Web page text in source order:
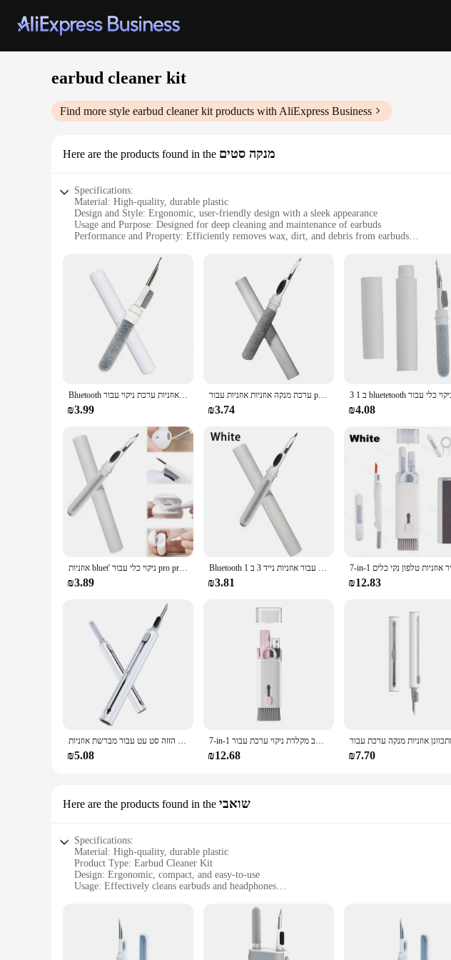
earbud cleaner kit
Find more style earbud cleaner kit products with AliExpress Business
Here are the products found in the מנקה סטים
Specifications:
Material: High-quality, durable plastic
Design and Style: Ergonomic, user-friendly design with a sleek appearance
Usage and Purpose: Designed for deep cleaning and maintenance of earbuds
Performance and Property: Efficiently removes wax, dirt, and debris from earbuds
Parts and Accessories: Includes a brush, pick, and cleaning solution for a comprehensive
Features:
**Effortless Earbud Maintenance**
Keep your earbuds in pristine condition with the earbud cleaner kit, a must-have for
that ensures your earbuds are free from wax, dirt, and debris, thus prolonging their
stubborn dirt, and a cleaning solution that effectively removes earwax and other residues.
anytime, anywhere.
**Versatile and Convenient**
This earbud cleaner kit is not just for personal use; it's an essential tool for vendors and
it suitable for both professionals and individuals. The kit's performance is unmatched,
**Built for Durability**
Crafted from high-quality, durable plastic, this earbud cleaner kit is designed to withstand
toughest earbud debris. The cleaning solution is formulated to be gentle on your earbuds
in the longevity and performance of your earbuds. With this kit, you can ensure that your
Bluetooth אוזניות ערכת ניקוי עבור Airpods פרו 1 2 3 אוזניות מקרה ניקוי עט Bursh כלים עבור Samsung Xiaomi Airdots huawei
₪3.99
ערכת מנקה אוזניות אוזניות עבור pro pro 1 2 3 אוזניות במקרה ניקוי מברשת עט כלי עבור xiaomi huawei
₪3.74 ₪4.08
אוזניות bluet' ניקוי כלי עבור pro pro 3 2 1 אוזניות במקרה מנקה ערכת ניקוי מברשת עט עבור xiaomi iphone
₪3.89
Bluetooth אוזניות ניקוי עט עבור אוזניות נייד 3 ב 1 Wireless אוזניות מקרה ניקוי כלים ערכת ניקוי מברשת
₪3.81 ₪12.83
ניקוי הזזה סט עט עבור מברשת אוזניות Bluetooth עבור airpods 3 במקרה סדרה pro 3 ב 1 אוזניות ניקוי אוזניים
₪5.08
7-in-1 מחשב מקלדת ניקוי ערכת עבור Airpods פרו Pro2 1 2 3 מנקה כלים Bluetooth אוזניות נקי מברשת עט Keycap פולר
₪12.68 ₪7.70
Here are the products found in the שואבי
Specifications:
Material: High-quality, durable plastic
Product Type: Earbud Cleaner Kit
Design: Ergonomic, compact, and easy-to-use
Usage: Effectively cleans earbuds and headphones
Parts: Includes multiple cleaning tools for a thorough clean
|Wholesale|Vendors|